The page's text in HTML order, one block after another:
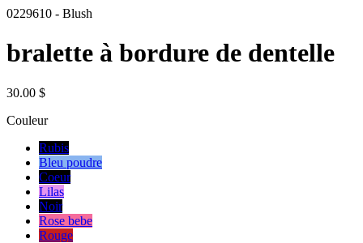
0229610 - Blush
bralette à bordure de dentelle
30.00 $
Couleur
Rubis
Bleu poudre
Coeur
Lilas
Noir
Rose bebe
Rouge